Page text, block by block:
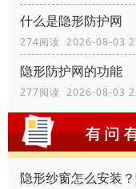
什么是隐形防护网
274阅读 2026-08-03
隐形防护网的功能
277阅读 2026-08-03
隐形纱窗怎么安装